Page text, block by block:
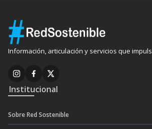
Información, articulación y servicios que
Institucional
Sobre Red Sostenible